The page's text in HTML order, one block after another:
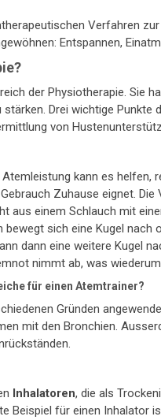
Verfahren
Entspannen,
der Physiotherapie. Sie
Drei wichtige
von
kann es helfen,
Zuhause eignet.
aus einem Schlauch mit
bewegt sich eine Kugel
dann eine weitere Kugel
nimmt ab, was
für einen Atemtrainer?
Gründen
mit den Bronchien.
Inhalatoren, die als
Beispiel für einen Inhalator